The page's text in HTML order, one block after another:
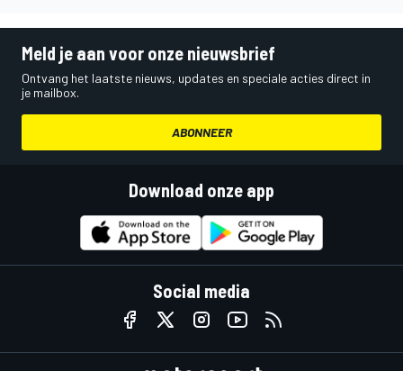
Meld je aan voor onze nieuwsbrief
Ontvang het laatste nieuws, updates en speciale acties direct in
je mailbox.
ABONNEER
Download onze app
Social media